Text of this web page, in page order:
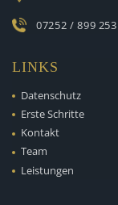
07252 / 899 253
LINKS
Datenschutz
Erste Schritte
Kontakt
Team
Leistungen